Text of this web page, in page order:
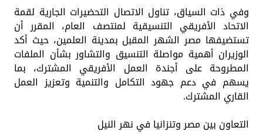
وفي ذات السياق، تناول الاتصال التحضيرات الجارية لقمة
الاتحاد الأفريقي التنسيقية لمنتصف العام، المقرر أن
تستضيفها مصر الشهر المقبل بمدينة العلمين، حيث أكد
الوزيران أهمية مواصلة التنسيق والتشاور بشأن الملفات
المطروحة على أجندة العمل الأفريقي المشترك، بما
يسهم في دعم جهود التكامل والتنمية وتعزيز العمل
القاري المشترك.
التعاون بين مصر وتنزانيا في نهر النيل